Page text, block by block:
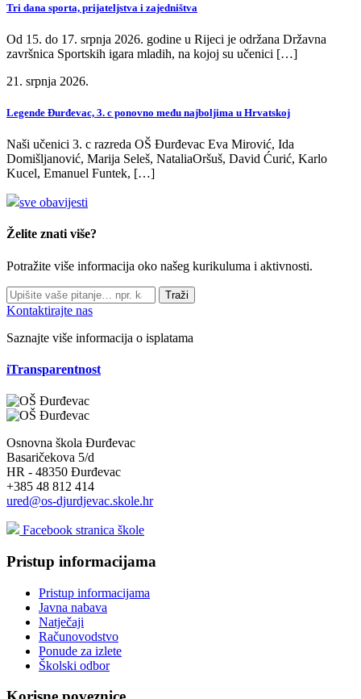
Tri dana sporta, prijateljstva i zajedništva
Od 15. do 17. srpnja 2026. godine u Rijeci je održana Državna
završnica Sportskih igara mladih, na kojoj su učenici […]
21. srpnja 2026.
Legende Đurđevac, 3. c ponovno među najboljima u Hrvatskoj
Naši učenici 3. c razreda OŠ Đurđevac Eva Mirović, Ida
Domišljanović, Marija Seleš, NataliaOršuš, David Ćurić, Karlo
Kucel, Emanuel Funtek, […]
sve obavijesti
Želite znati više?
Potražite više informacija oko našeg kurikuluma i aktivnosti.
Traži
Kontaktirajte nas
Saznajte više informacija o isplatama
iTransparentnost
Osnovna škola Đurđevac
Basaričekova 5/d
HR - 48350 Đurđevac
+385 48 812 414
ured@os-djurdjevac.skole.hr
Facebook stranica škole
Pristup informacijama
Pristup informacijama
Javna nabava
Natječaji
Računovodstvo
Ponude za izlete
Školski odbor